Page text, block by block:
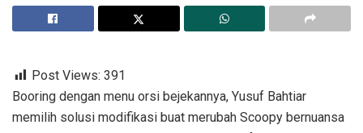
Post Views: 391
Booring dengan menu orsi bejekannya, Yusuf Bahtiar
memilih solusi modifikasi buat merubah Scoopy bernuansa